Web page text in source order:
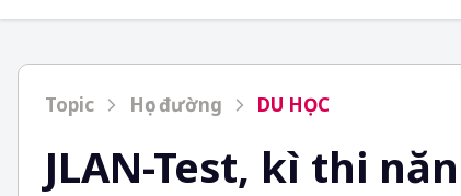
Topic Học đường DU HỌC
JLAN-Test, kì thi